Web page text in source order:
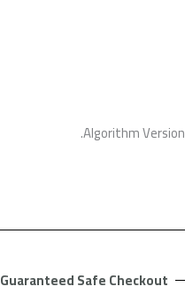
Algorithm
Guaranteed Safe Checkout